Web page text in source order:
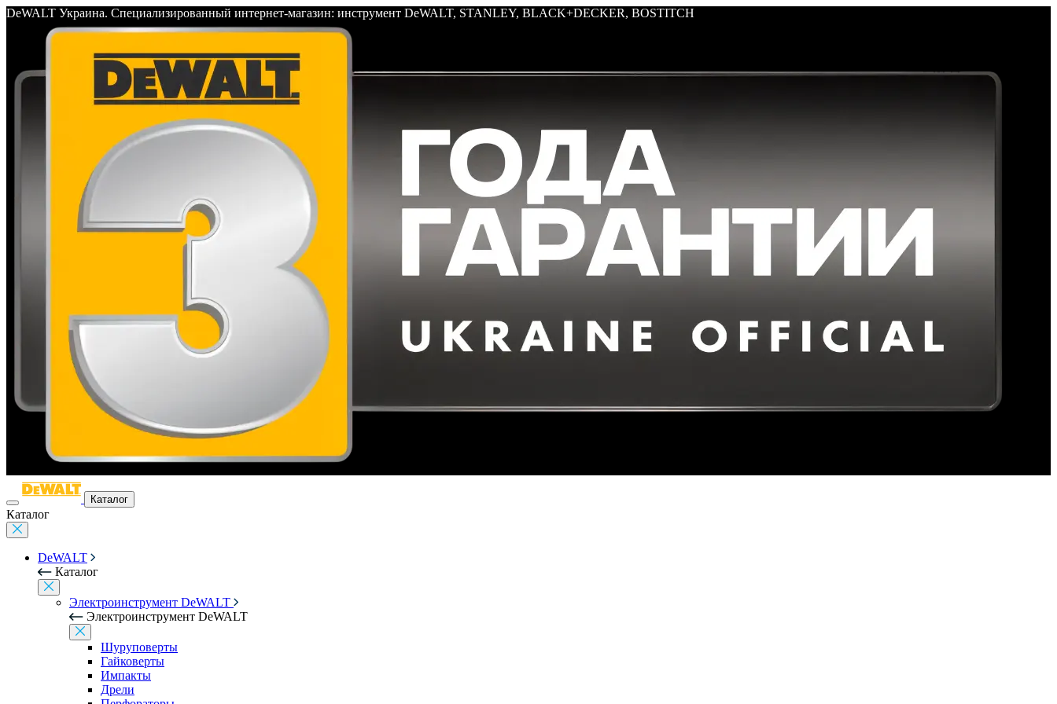
DeWALT Украина. Специализированный интернет-магазин: инструмент DeWALT, STANLEY, BLACK+DECKER, BOSTITCH
Каталог
Каталог
DeWALT
Каталог
Электроинструмент DeWALT
Электроинструмент DeWALT
Шуруповерты
Гайковерты
Импакты
Дрели